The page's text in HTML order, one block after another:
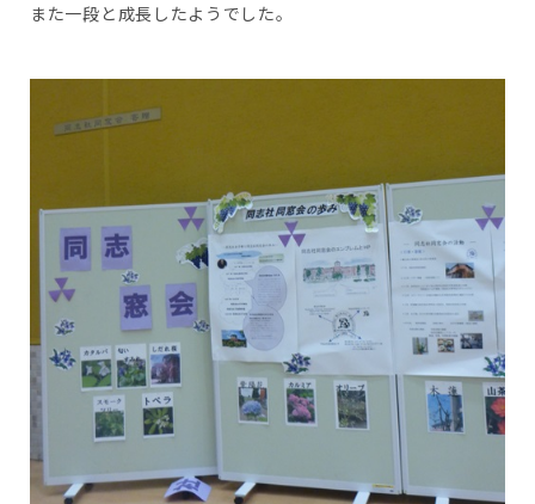
また一段と成長したようでした。